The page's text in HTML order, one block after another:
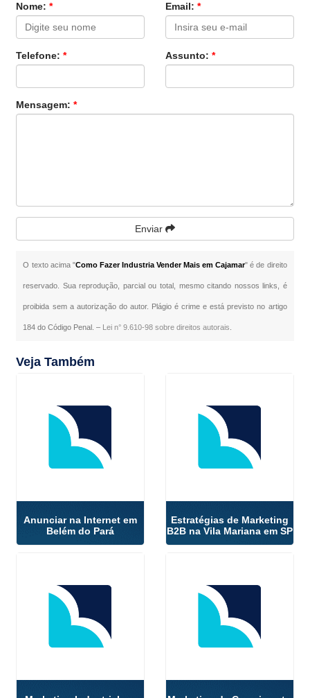
Nome:* Email: *
Telefone:* Assunto: *
Mensagem:*
Enviar
O texto acima "Como Fazer Industria Vender Mais em Cajamar" é de direito
reservado. Sua reprodução, parcial ou total, mesmo citando nossos links, é
proibida sem a autorização do autor. Plágio é crime e está previsto no artigo
184 do Código Penal. – Lei n° 9.610-98 sobre direitos autorais
Veja Também
Anunciar na Internet em
Belém do Pará
Estratégias de Marketing
B2B na Vila Mariana em SP